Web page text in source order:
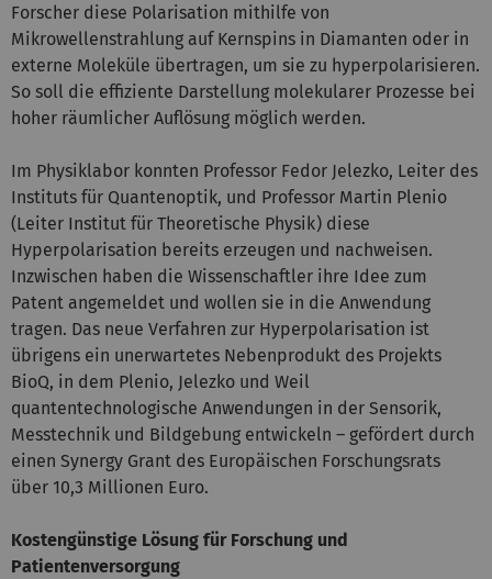
Forscher diese Polarisation mithilfe von
Mikrowellenstrahlung auf Kernspins in Diamanten oder in
externe Moleküle übertragen, um sie zu hyperpolarisieren.
So soll die effiziente Darstellung molekularer Prozesse bei
hoher räumlicher Auflösung möglich werden.
Im Physiklabor konnten Professor Fedor Jelezko, Leiter des
Instituts für Quantenoptik, und Professor Martin Plenio
(Leiter Institut für Theoretische Physik) diese
Hyperpolarisation bereits erzeugen und nachweisen.
Inzwischen haben die Wissenschaftler ihre Idee zum
Patent angemeldet und wollen sie in die Anwendung
tragen. Das neue Verfahren zur Hyperpolarisation ist
übrigens ein unerwartetes Nebenprodukt des Projekts
BioQ, in dem Plenio, Jelezko und Weil
quantentechnologische Anwendungen in der Sensorik,
Messtechnik und Bildgebung entwickeln – gefördert durch
einen Synergy Grant des Europäischen Forschungsrats
über 10,3 Millionen Euro.
Kostengünstige Lösung für Forschung und
Patientenversorgung